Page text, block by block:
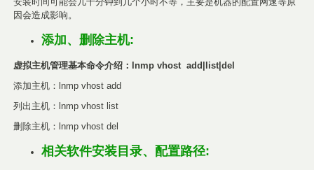
因会造成影响。
添加、删除主机:
虚拟主机管理基本命令介绍：lnmp vhost add|list|del
添加主机：lnmp vhost add
列出主机：lnmp vhost list
删除主机： lnmp vhost del
相关软件安装目录、配置路径: